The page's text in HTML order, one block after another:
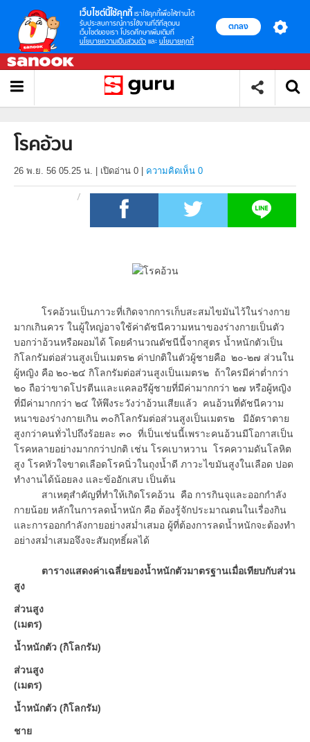
เว็บไซต์นี้ใช้คุกกี้ เราใช้คุกกี้เพื่อให้ท่านได้
รับประสบการณ์การใช้งานที่ดีที่สุดบน
เว็บไซต์ของเรา โปรดศึกษาเพิ่มเติมที่
นโยบายความเป็นส่วนตัว และ นโยบายคุกกี้
ตกลง
โรคอ้วน
26 พ.ย. 56 05.25 น. เปิดอ่าน 0 ความคิดเห็น 0
โรคอ้วนเป็นภาวะที่เกิดจากการเก็บสะสมไขมันไว้ในร่างกาย
มากเกินควร ในผู้ใหญ่อาจใช้ค่าดัชนีความหนาของร่างกายเป็นตัว
บอกว่าอ้วนหรือผอมได้ โดยคำนวณดัชนีนี้จากสูตร น้ำหนักตัวเป็น
กิโลกรัมต่อส่วนสูงเป็นเมตร๒ ค่าปกติในตัวผู้ชายคือ ๒๐-๒๗ ส่วนใน
ผู้หญิง คือ ๒๐-๒๔ กิโลกรัมต่อส่วนสูงเป็นเมตร๒ ถ้าใครมีค่าต่ำกว่า
๒๐ ถือว่าขาดโปรตีนและแคลอรีผู้ชายที่มีค่ามากกว่า ๒๗ หรือผู้หญิง
ที่มีค่ามากกว่า ๒๔ ให้พึงระวังว่าอ้วนเสียแล้ว คนอ้วนที่ดัชนีความ
หนาของร่างกายเกิน ๓๐กิโลกรัมต่อส่วนสูงเป็นเมตร๒ มีอัตราตาย
สูงกว่าคนทั่วไปถึงร้อยละ ๓๐ ที่เป็นเช่นนี้เพราะคนอ้วนมีโอกาสเป็น
โรคหลายอย่างมากกว่าปกติ เช่น โรคเบาหวาน โรคความดันโลหิต
สูง โรคหัวใจขาดเลือดโรคนิ่วในถุงน้ำดี ภาวะไขมันสูงในเลือด ปอด
ทำงานได้น้อยลง และข้ออักเสบ เป็นต้น
สาเหตุสำคัญที่ทำให้เกิดโรคอ้วน คือ การกินจุและออกกำลัง
กายน้อย หลักในการลดน้ำหนัก คือ ต้องรู้จักประมาณตนในเรื่องกิน
และการออกกำลังกายอย่างสม่ำเสมอ ผู้ที่ต้องการลดน้ำหนักจะต้องทำ
อย่างสม่ำเสมอจึงจะสัมฤทธิ์ผลได้
ตารางแสดงค่าเฉลี่ยของน้ำหนักตัวมาตรฐานเมื่อเทียบกับส่วน
สูง
ส่วนสูง
(เมตร)
น้ำหนักตัว (กิโลกรัม)
ส่วนสูง
(เมตร)
น้ำหนักตัว (กิโลกรัม)
ชาย